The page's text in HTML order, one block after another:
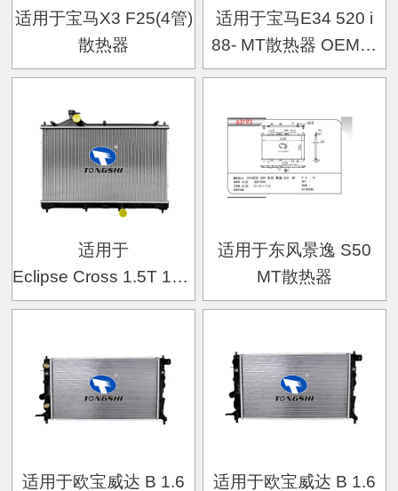
适用于宝马X3 F25(4管)
散热器
适用于宝马E34 520 i
88- MT散热器 OEM：
1712986
适用于
Eclipse Cross 1.5T 18- MT
散热器
适用于东风景逸 S50
MT散热器
适用于欧宝威达 B 1.6
适用于欧宝威达 B 1.6